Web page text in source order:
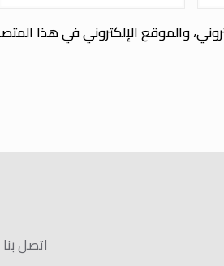
والموقع الإلكتروني في هذا
اتصل بنا